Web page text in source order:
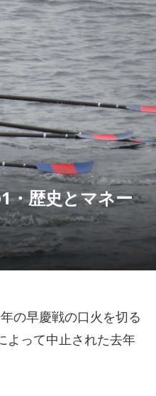
・歴史とマネー
の早慶戦の口火を切る
よって中止された去年